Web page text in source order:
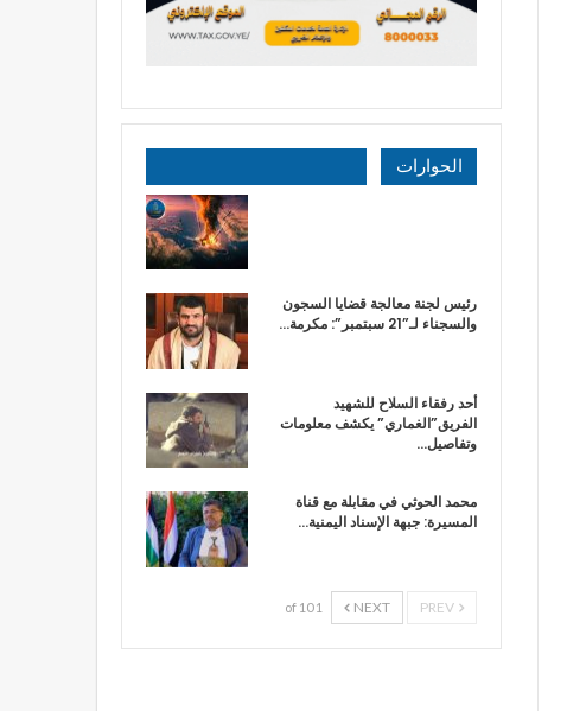
الحوارات
رئيس لجنة معالجة قضايا السجون
والسجناء لـ”21 سبتمبر”: مكرمة…
أحد رفقاء السلاح للشهيد
الفريق”الغماري” يكشف معلومات
وتفاصيل…
محمد الحوثي في مقابلة مع قناة
المسيرة: جبهة الإسناد اليمنية…
NEXT
1 of 10